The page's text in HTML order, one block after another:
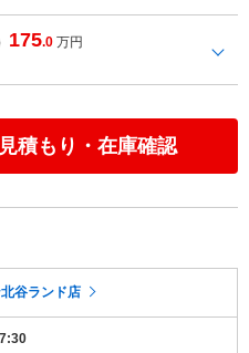
175.0 万円
見積もり・在庫確認
谷ランド店